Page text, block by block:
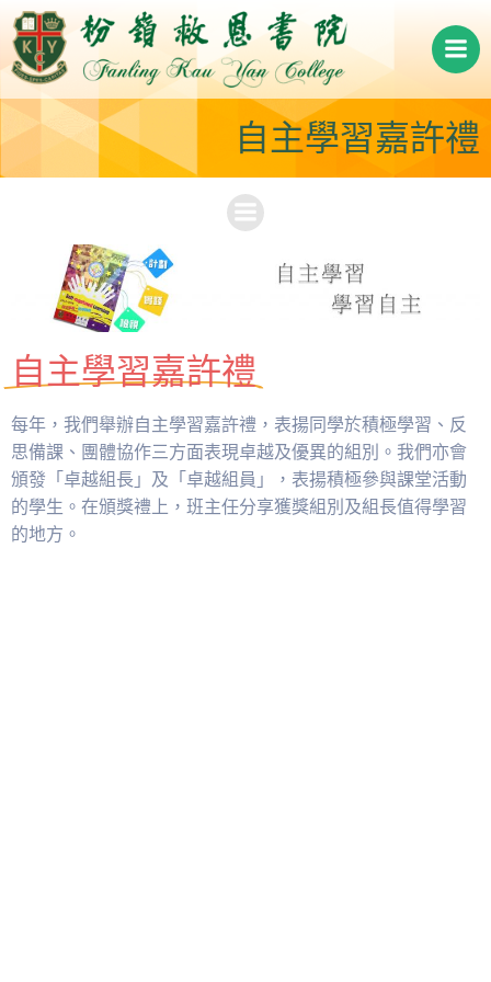
Skip
to
content
自主學習嘉許禮
自主學習嘉許禮
每年，我們舉辦自主學習嘉許禮，表揚同學於積極學習、反
思備課、團體協作三方面表現卓越及優異的組別。我們亦會
頒發「卓越組長」及「卓越組員」，表揚積極參與課堂活動
的學生。在頒獎禮上，班主任分享獲獎組別及組長值得學習
的地方。